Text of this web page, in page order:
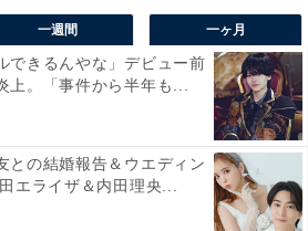
一週間 一ヶ月
できるんやな」デビュー前
上。「事件から半年も...
との結婚報告＆ウエディン
エライザ＆内田理央...